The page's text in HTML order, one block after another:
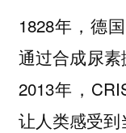
1828年，德
通过合成尿
2013年，
让人类感受到